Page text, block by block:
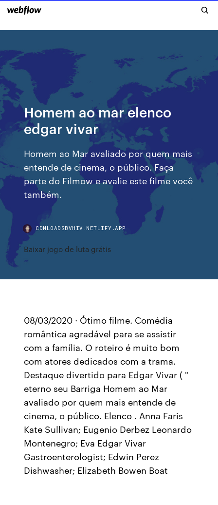
Homem ao mar elenco
edgar vivar
Homem ao Mar avaliado por quem mais
entende de cinema, o público. Faça
parte do Filmow e avalie este filme você
também.
CDNLOADSBVHIV.NETLIFY.APP
Baixar jogo de luta grátis
08/03/2020 · Ótimo filme. Comédia
romântica agradável para se assistir
com a família. O roteiro é muito bom
com atores dedicados com a trama.
Destaque divertido para Edgar Vivar ( "
eterno seu Barriga Homem ao Mar
avaliado por quem mais entende de
cinema, o público. Elenco . Anna Faris
Kate Sullivan; Eugenio Derbez Leonardo
Montenegro; Eva Edgar Vivar
Gastroenterologist; Edwin Perez
Dishwasher; Elizabeth Bowen Boat